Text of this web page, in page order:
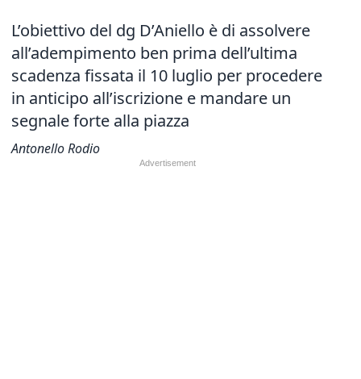
L’obiettivo del dg D’Aniello è di assolvere
all’adempimento ben prima dell’ultima
scadenza fissata il 10 luglio per procedere
in anticipo all’iscrizione e mandare un
segnale forte alla piazza
Antonello Rodio